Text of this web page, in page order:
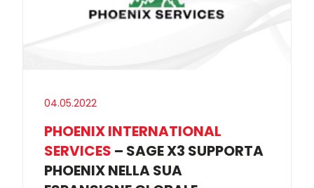
04.05.2022
PHOENIX INTERNATIONAL
SERVICES – SAGE X3 SUPPORTA
PHOENIX NELLA SUA